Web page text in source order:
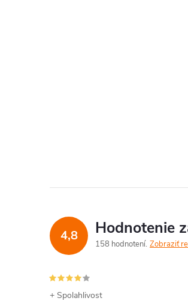
4,8 Hodnotenie
158 hodnotení Zobraziť
+ Spolahlivost